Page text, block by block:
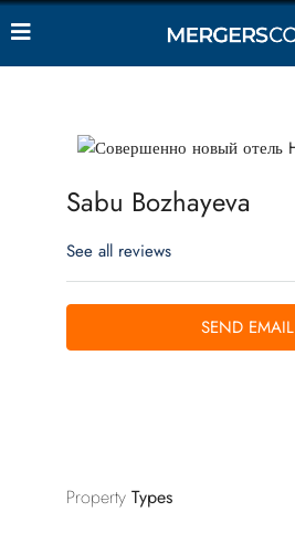
Sabu Bozhayeva
See all reviews
SEND EMAIL
Property Types